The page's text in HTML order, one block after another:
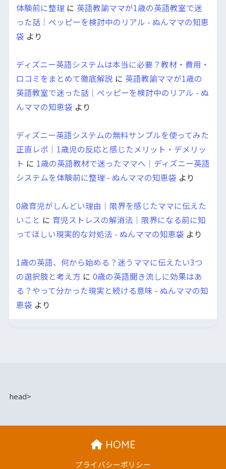
体験前に整理 に 英語教諭ママが1歳の英語教室で迷
った話｜ペッピーを検討中のリアル - ぬんママの知恵
袋 より
ディズニー英語システムは本当に必要？教材・費用・
口コミをまとめて徹底解説 に 英語教諭ママが1歳の
英語教室で迷った話｜ペッピーを検討中のリアル - ぬ
んママの知恵袋 より
ディズニー英語システムの無料サンプルを使ってみた
正直レポ｜1歳児の反応と感じたメリット・デメリッ
ト に 1歳の英語教材で迷ったママへ｜ディズニー英語
システムを体験前に整理 - ぬんママの知恵袋 より
0歳育児がしんどい理由｜限界を感じたママに伝えた
いこと に 育児ストレスの解消法｜限界になる前に知
ってほしい現実的な対処法 - ぬんママの知恵袋 より
1歳の英語、何から始める？迷うママに伝えたい3つ
の選択肢と考え方 に 0歳の英語聞き流しに効果はあ
る？やって分かった現実と続ける意味 - ぬんママの知
恵袋 より
head>
HOME
プライバシーポリシー